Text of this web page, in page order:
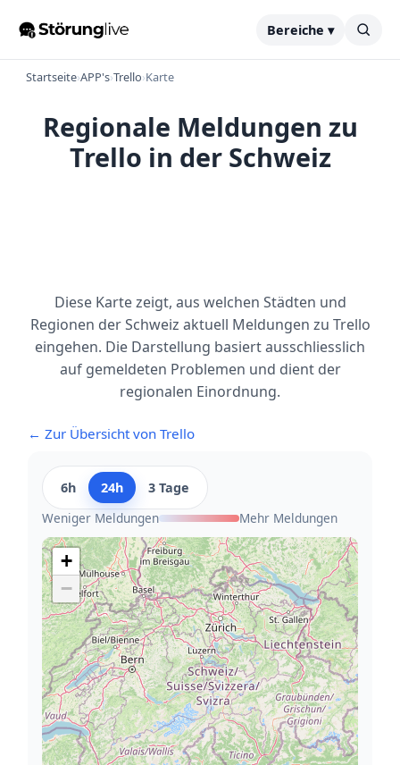
Bereiche ▾
Startseite›APP's›Trello›Karte
Regionale Meldungen zu
Trello in der Schweiz
Diese Karte zeigt, aus welchen Städten und
Regionen der Schweiz aktuell Meldungen zu Trello
eingehen. Die Darstellung basiert ausschliesslich
auf gemeldeten Problemen und dient der
regionalen Einordnung.
← Zur Übersicht von Trello
6h 24h
3 Tage
Weniger Meldungen
Mehr Meldungen
+
−